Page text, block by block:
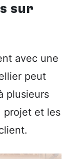
sur
avec une
peut
plusieurs
projet et les